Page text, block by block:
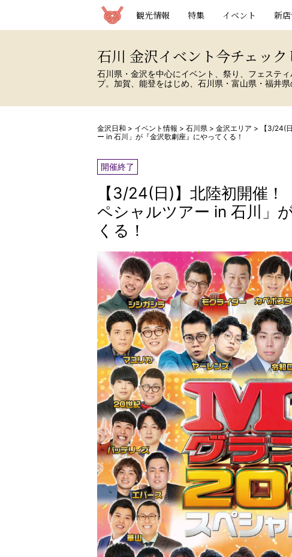
観光情報 特集 イベント 新
石川 金沢イベント今チェック
石川県・金沢を中心にイベント、祭り、フェステ
プ。加賀、能登をはじめ、石川県・富山県・福井県
金沢日和 > イベント情報 > 石川県 > 金沢エリア >
【3/24(
ー in 石川」が『金沢歌劇座』にやってくる！
開催終了
【3/24(日)】北陸初開催
ペシャルツアー in 石川」
くる！